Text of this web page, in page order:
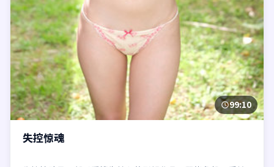
99:10
失控惊魂